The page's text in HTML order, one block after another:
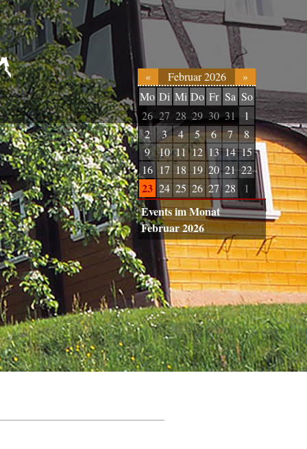
« Februar 2026
»
Mo Di Mi Do Fr Sa So
26 27 28 29 30 31
1
2
3 4 5 6 7
8
9
10 11 12 13 14 15
16 17 18 19 20 21 22
23 24 25 26 27 28 1
Events im Monat
Februar 2026